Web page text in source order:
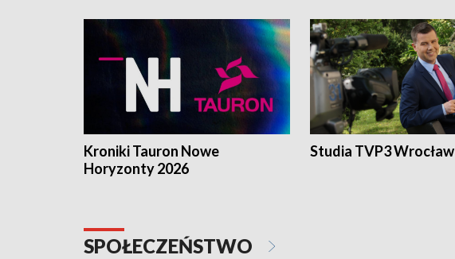
Kroniki Tauron Nowe
Horyzonty 2026
Studia TVP3 Wrocław
SPOŁECZEŃSTWO